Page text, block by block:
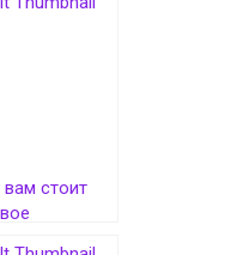
стоит
для